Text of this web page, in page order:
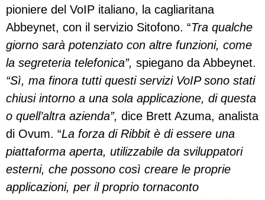
pioniere del VoIP italiano, la cagliaritana
Abbeynet, con il servizio Sitofono. “Tra qualche
giorno sarà potenziato con altre funzioni, come
la segreteria telefonica”, spiegano da Abbeynet.
“Sì, ma finora tutti questi servizi VoIP sono stati
chiusi intorno a una sola applicazione, di questa
o quell’altra azienda”, dice Brett Azuma, analista
di Ovum. “La forza di Ribbit è di essere una
piattaforma aperta, utilizzabile da sviluppatori
esterni, che possono così creare le proprie
applicazioni, per il proprio tornaconto